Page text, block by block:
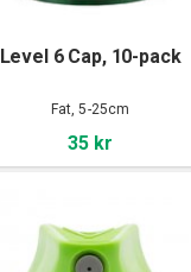
Level 6 Cap, 10-pack
Fat, 5-25cm
35 kr